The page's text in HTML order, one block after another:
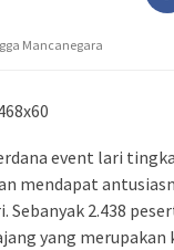
Mancanegara
event lari
mendapat
2.438
yang merupakan